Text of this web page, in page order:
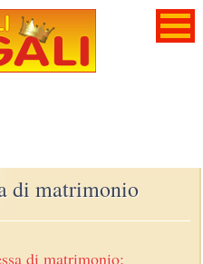
di matrimonio
di matrimonio: